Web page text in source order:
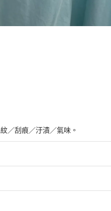
／刮痕／汙漬／氣味。